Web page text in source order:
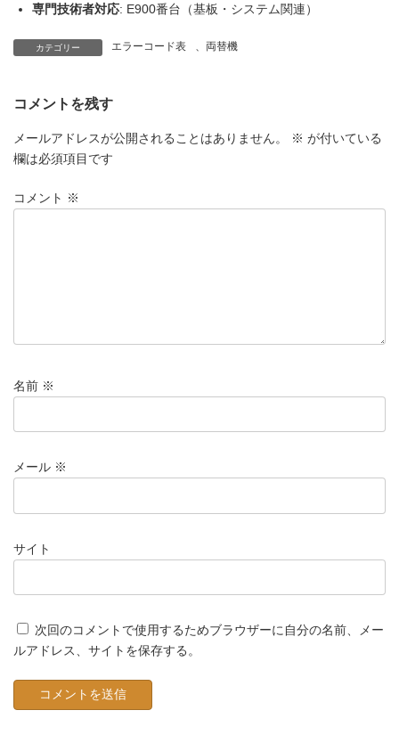
専門技術者対応: E900番台（基板・システム関連）
カテゴリー エラーコード表 、 両替機
コメントを残す
メールアドレスが公開されることはありません。 ※ が付いている
欄は必須項目です
コメント ※
名前 ※
メール ※
サイト
次回のコメントで使用するためブラウザーに自分の名前、メー
ルアドレス、サイトを保存する。